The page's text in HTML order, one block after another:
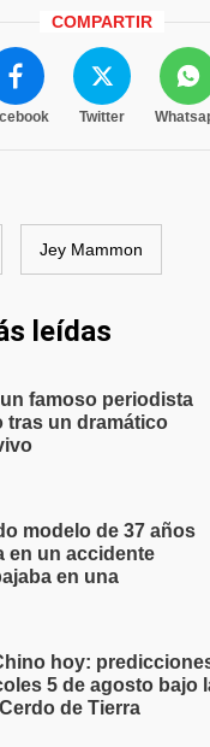
COMPARTIR
Twitter
Jey Mammon
leídas
famoso periodista
tras un dramático
modelo de 37 años
en un accidente
en una
hoy:
5 de agosto bajo
de Tierra